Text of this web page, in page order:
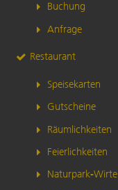
Buchung
Anfrage
Restaurant
Speisekarten
Gutscheine
Räumlichkeiten
Feierlichkeiten
Naturpark-Wirte